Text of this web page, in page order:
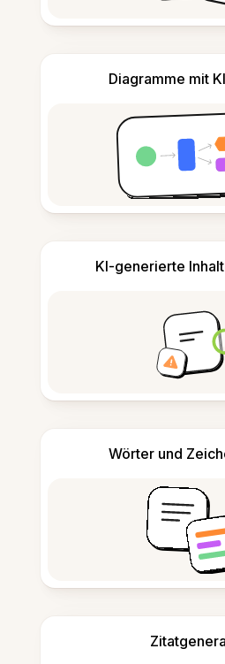
Diagramme mit
KI-generierte
Wörter und